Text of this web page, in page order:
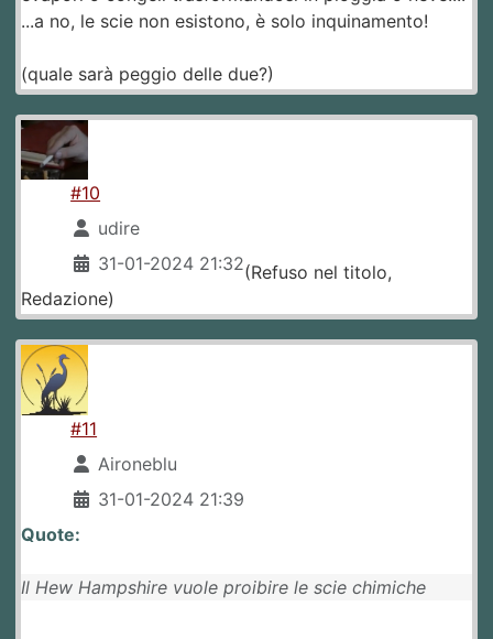
...a no, le scie non esistono, è solo inquinamento!
(quale sarà peggio delle due?)
#10
udire
31-01-2024 21:32(Refuso nel titolo,
Redazione)
#11
Aironeblu
31-01-2024 21:39
Quote:
Il Hew Hampshire vuole proibire le scie chimiche